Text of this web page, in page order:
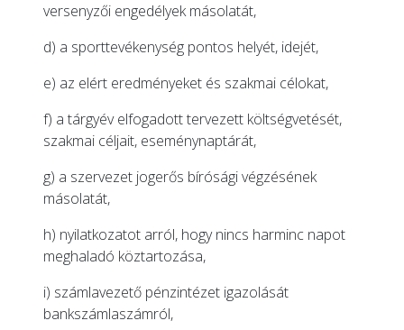
versenyzői engedélyek másolatát,
d) a sporttevékenység pontos helyét, idejét,
e) az elért eredményeket és szakmai célokat,
f) a tárgyév elfogadott tervezett költségvetését,
szakmai céljait, eseménynaptárát,
g) a szervezet jogerős bírósági végzésének
másolatát,
h) nyilatkozatot arról, hogy nincs harminc napot
meghaladó köztartozása,
i) számlavezető pénzintézet igazolását
bankszámlaszámról,